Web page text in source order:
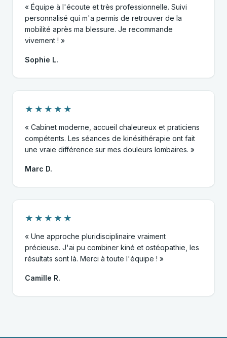
« Équipe à l'écoute et très professionnelle. Suivi
personnalisé qui m'a permis de retrouver de la
mobilité après ma blessure. Je recommande
vivement ! »
Sophie L.
★★★★★
« Cabinet moderne, accueil chaleureux et praticiens
compétents. Les séances de kinésithérapie ont fait
une vraie différence sur mes douleurs lombaires. »
Marc D.
★★★★★
« Une approche pluridisciplinaire vraiment
précieuse. J'ai pu combiner kiné et ostéopathie, les
résultats sont là. Merci à toute l'équipe ! »
Camille R.